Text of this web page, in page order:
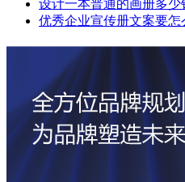
设计一本普通的画册多少
优秀企业宣传册文案要怎